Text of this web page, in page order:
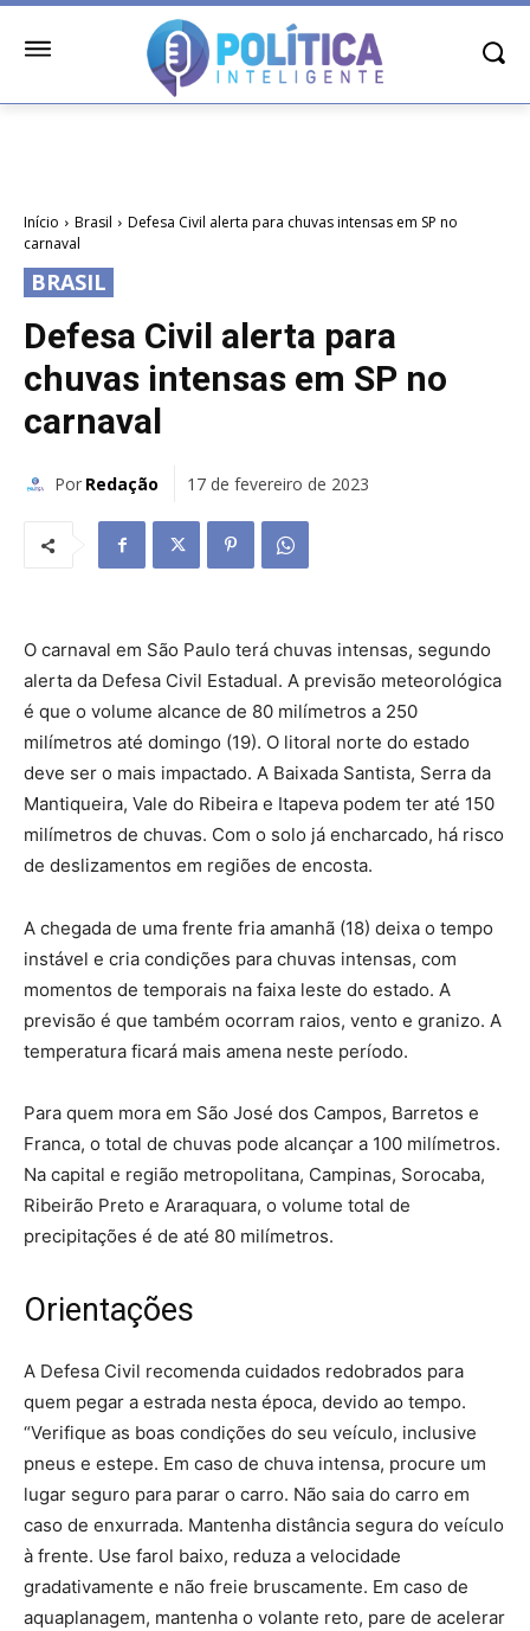
Início Brasil
Defesa Civil alerta para chuvas intensas em SP no
carnaval
BRASIL
Defesa Civil alerta para
chuvas intensas em SP no
carnaval
Por Redação 17 de fevereiro de 2023
O carnaval em São Paulo terá chuvas intensas, segundo
alerta da Defesa Civil Estadual. A previsão meteorológica
é que o volume alcance de 80 milímetros a 250
milímetros até domingo (19). O litoral norte do estado
deve ser o mais impactado. A Baixada Santista, Serra da
Mantiqueira, Vale do Ribeira e Itapeva podem ter até 150
milímetros de chuvas. Com o solo já encharcado, há risco
de deslizamentos em regiões de encosta.
A chegada de uma frente fria amanhã (18) deixa o tempo
instável e cria condições para chuvas intensas, com
momentos de temporais na faixa leste do estado. A
previsão é que também ocorram raios, vento e granizo. A
temperatura ficará mais amena neste período.
Para quem mora em São José dos Campos, Barretos e
Franca, o total de chuvas pode alcançar a 100 milímetros.
Na capital e região metropolitana, Campinas, Sorocaba,
Ribeirão Preto e Araraquara, o volume total de
precipitações é de até 80 milímetros.
Orientações
A Defesa Civil recomenda cuidados redobrados para
quem pegar a estrada nesta época, devido ao tempo.
“Verifique as boas condições do seu veículo, inclusive
pneus e estepe. Em caso de chuva intensa, procure um
lugar seguro para parar o carro. Não saia do carro em
caso de enxurrada. Mantenha distância segura do veículo
à frente. Use farol baixo, reduza a velocidade
gradativamente e não freie bruscamente. Em caso de
aquaplanagem, mantenha o volante reto, pare de acelerar